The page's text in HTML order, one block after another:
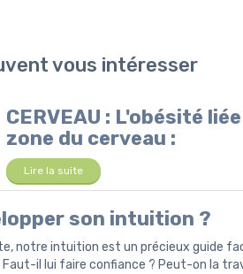
vous intéresser
CERVEAU : L'obésité
zone du cerveau :
Lire la suite
son intuition ?
notre intuition est un précieux guide
Faut-il lui faire confiance ? Peut-on la